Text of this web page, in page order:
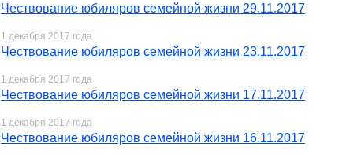
Чествование юбиляров семейной жизни 29.11.2017
1 декабря 2017 года
Чествование юбиляров семейной жизни 23.11.2017
1 декабря 2017 года
Чествование юбиляров семейной жизни 17.11.2017
1 декабря 2017 года
Чествование юбиляров семейной жизни 16.11.2017